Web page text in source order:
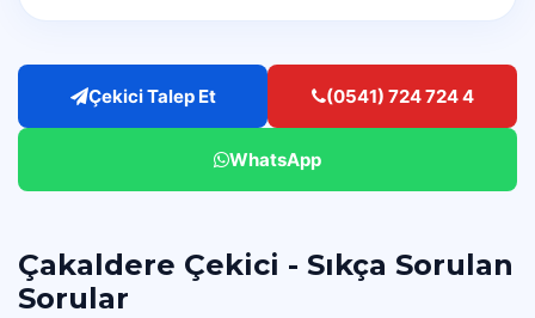
Çekici Talep Et (0541) 724 724 4
WhatsApp
Çakaldere Çekici - Sıkça Sorulan
Sorular